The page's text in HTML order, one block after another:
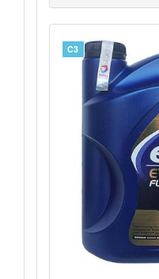
C3